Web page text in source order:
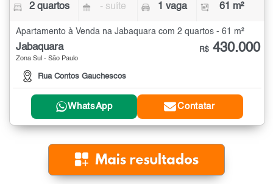
2 quartos - suíte 1 vaga 61 m²
Apartamento à Venda na Jabaquara com 2 quartos - 61 m²
Jabaquara
Zona Sul - São Paulo
Rua Contos Gauchescos
R$ 430.000
WhatsApp Contatar